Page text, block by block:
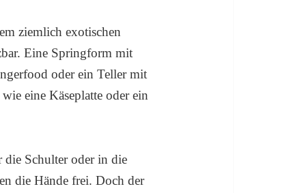
ziemlich exotischen
Eine Springform mit
oder ein Teller mit
eine Käseplatte oder ein
die Schulter oder in die
die Hände frei. Doch der